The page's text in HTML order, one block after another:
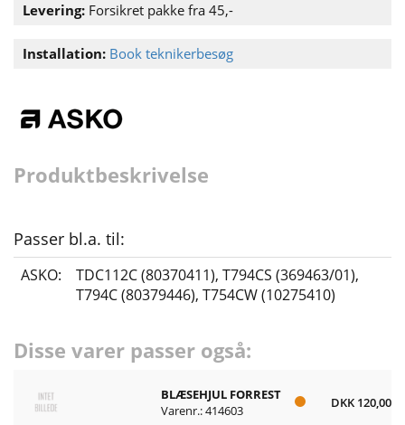
Levering: Forsikret pakke fra 45,-
Installation: Book teknikerbesøg
Produktbeskrivelse
Passer bl.a. til:
ASKO: TDC112C (80370411), T794CS (369463/01),
T794C (80379446), T754CW (10275410)
Disse varer passer også:
BLÆSEHJUL FORREST
Varenr.: 414603
DKK 120,00